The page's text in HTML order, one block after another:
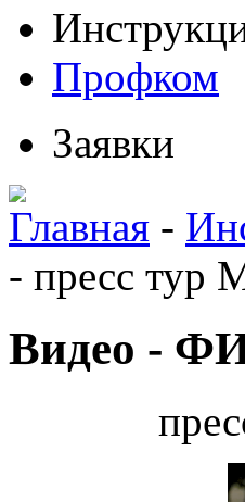
Профком
Заявки
Главная -
- пресс тур
Видео -